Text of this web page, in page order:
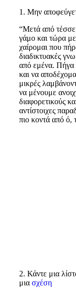
1. Μην
“Μετά από
γάμο και τώρα
χαίρομαι που
διαδικτυακές
από εμένα. Πήγα
και να
μικρές
να μένουμε
διαφορετικούς
αντίστοιχες
πιο κοντά από ό,
2. Κάντε μια
μια σχέση